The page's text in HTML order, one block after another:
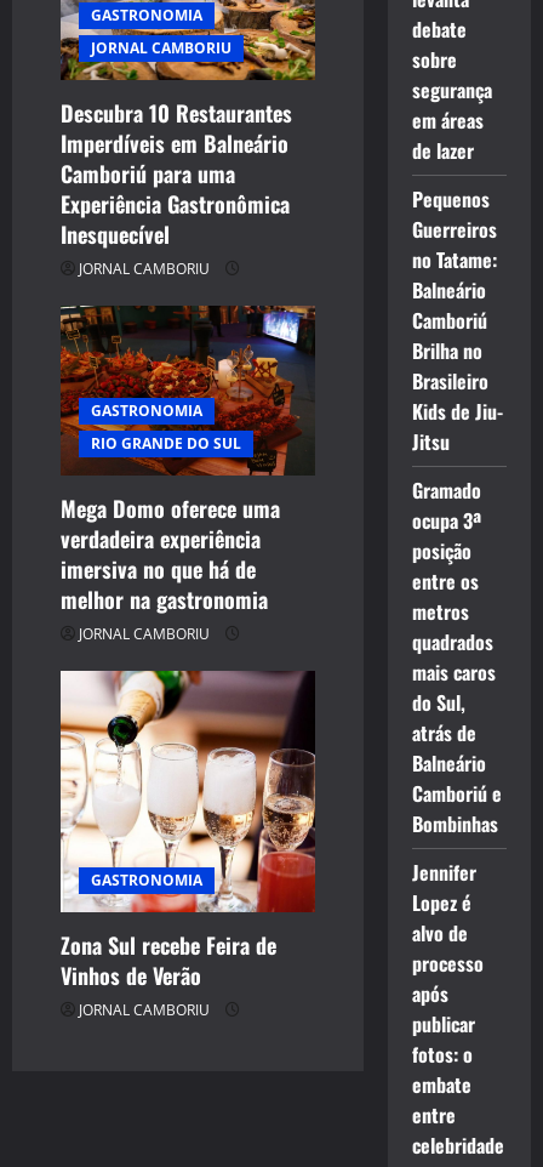
t
i
o
n
GASTRONOMIA
JORNAL CAMBORIU
Descubra 10 Restaurantes
Imperdíveis em Balneário
Camboriú para uma
Experiência Gastronômica
Inesquecível
JORNAL CAMBORIU
GASTRONOMIA
RIO GRANDE DO SUL
Mega Domo oferece uma
verdadeira experiência
imersiva no que há de
melhor na gastronomia
JORNAL CAMBORIU
GASTRONOMIA
Zona Sul recebe Feira de
Vinhos de Verão
JORNAL CAMBORIU
debate
sobre
segurança
em áreas
de lazer
Pequenos
Guerreiros
no Tatame:
Balneário
Camboriú
Brilha no
Brasileiro
Kids de Jiu-
Jitsu
Gramado
ocupa 3ª
posição
entre os
metros
quadrados
mais caros
do Sul,
atrás de
Balneário
Camboriú e
Bombinhas
Jennifer
Lopez é
alvo de
processo
após
publicar
fotos: o
embate
entre
celebridade